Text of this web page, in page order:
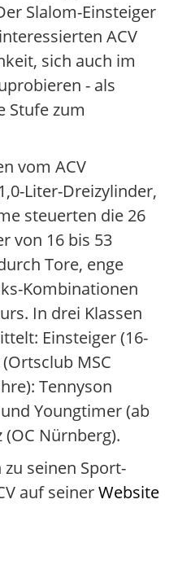
Slalom-Einsteiger
ACV
sich auch im
- als
Stufe zum
vom ACV
Liter-Dreizylinder,
steuerten die 26
von 16 bis 53
Tore, enge
Kombinationen
In drei Klassen
Einsteiger (16-
MSC
Tennyson
Youngtimer (ab
(OC Nürnberg).
seinen Sport-
auf seinerWebsite